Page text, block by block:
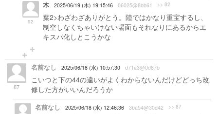
92
木 2025/06/19 (木) 19:15:46 06025@8bb61 >> 82
葉2>わざわざありがとう。陸ではかなり重宝するし、
制空しなくちゃいけない場面もそれなりにあるからエ
キスパ化しとこうかな
87
名前なし 2025/06/18 (水) 10:57:30 d71a3@0d87b
こいつと下の44の違いがよくわからないんだけどどっち改
修した方がいいんだろうか
名前なし 2025/06/18 (水) 12:46:36 3ba54@30d42 >> 87